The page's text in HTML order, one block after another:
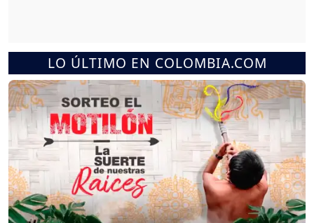
LO ÚLTIMO EN COLOMBIA.COM